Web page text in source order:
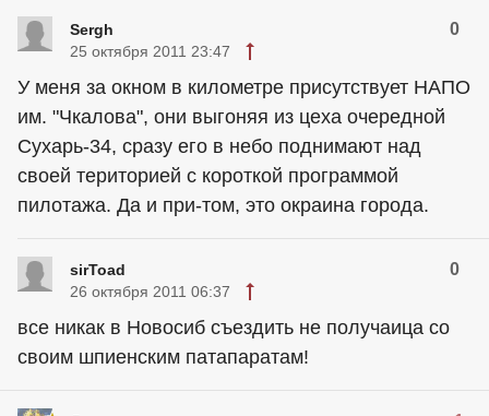
Sergh 0
25 октября 2011 23:47
У меня за окном в километре присутствует НАПО
им. "Чкалова", они выгоняя из цеха очередной
Сухарь-34, сразу его в небо поднимают над
своей територией с короткой программой
пилотажа. Да и при-том, это окраина города.
sirToad 0
26 октября 2011 06:37
все никак в Новосиб съездить не получаица со
своим шпиенским патапаратам!